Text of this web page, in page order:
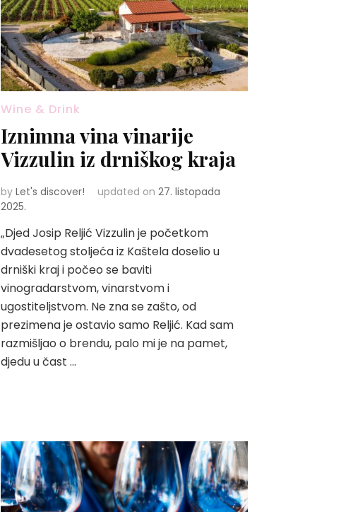
Wine & Drink
Iznimna vina vinarije
Vizzulin iz drniškog kraja
by Let's discover! updated on 27. listopada
2025.
„Djed Josip Reljić Vizzulin je početkom
dvadesetog stoljeća iz Kaštela doselio u
drniški kraj i počeo se baviti
vinogradarstvom, vinarstvom i
ugostiteljstvom. Ne zna se zašto, od
prezimena je ostavio samo Reljić. Kad sam
razmišljao o brendu, palo mi je na pamet,
djedu u čast …